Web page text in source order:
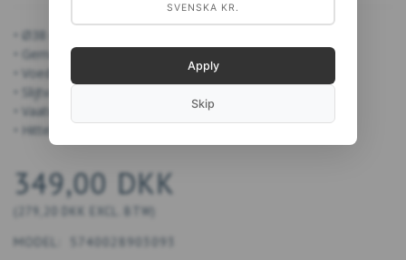
• Ø38 cm
• Gemaakt van Noord-Europees FSC berkenfineer
• Voedselveilig
• Slijtvast
• Vaatwasbestendig
• Hittebestendig tot 120 graden
349,00 DKK
279,20 DKK EXCL. BTW
MODEL: 5740028903093
SVENSKA KR.
Apply
Skip